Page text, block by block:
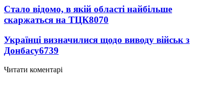
Стало відомо, в якій області найбільше
скаржаться на ТЦК8070
Українці визначилися щодо виводу військ з
Донбасу6739
Читати коментарі